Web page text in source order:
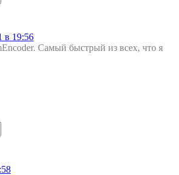
в 19:56
Самый быстрый из всех, что я